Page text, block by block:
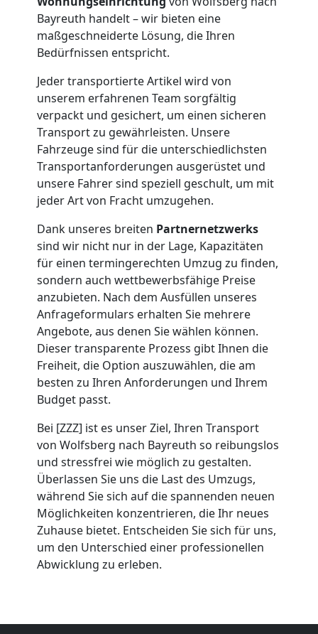
Bayreuth handelt – wir bieten eine
maßgeschneiderte Lösung, die Ihren
Bedürfnissen entspricht.
Jeder transportierte Artikel wird von
unserem erfahrenen Team sorgfältig
verpackt und gesichert, um einen sicheren
Transport zu gewährleisten. Unsere
Fahrzeuge sind für die unterschiedlichsten
Transportanforderungen ausgerüstet und
unsere Fahrer sind speziell geschult, um mit
jeder Art von Fracht umzugehen.
Dank unseres breiten Partnernetzwerks
sind wir nicht nur in der Lage, Kapazitäten
für einen termingerechten Umzug zu finden,
sondern auch wettbewerbsfähige Preise
anzubieten. Nach dem Ausfüllen unseres
Anfrageformulars erhalten Sie mehrere
Angebote, aus denen Sie wählen können.
Dieser transparente Prozess gibt Ihnen die
Freiheit, die Option auszuwählen, die am
besten zu Ihren Anforderungen und Ihrem
Budget passt.
Bei [ZZZ] ist es unser Ziel, Ihren Transport
von Wolfsberg nach Bayreuth so reibungslos
und stressfrei wie möglich zu gestalten.
Überlassen Sie uns die Last des Umzugs,
während Sie sich auf die spannenden neuen
Möglichkeiten konzentrieren, die Ihr neues
Zuhause bietet. Entscheiden Sie sich für uns,
um den Unterschied einer professionellen
Abwicklung zu erleben.
Möbelmontage
Wolfsberg
Möbeltransport
Wolfsberg
Beiladung
Wolfsberg
Mini
Umzug
Wolfsberg
Umzug
Mann
LKW